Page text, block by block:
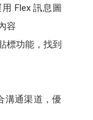
Flex 訊息圖
容
標功能，找到
溝通渠道，優